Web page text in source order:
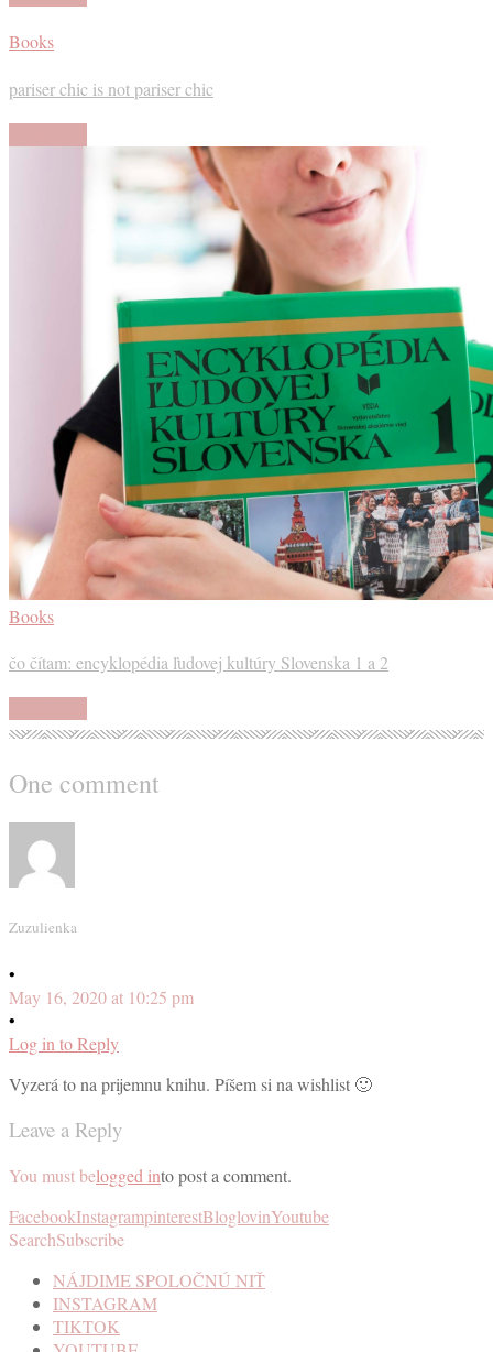
Books
pariser chic is not pariser chic
Books
čo čítam: encyklopédia ľudovej kultúry Slovenska 1 a 2
One comment
Zuzulienka
•
May 16, 2020 at 10:25 pm
•
Log in to Reply
Vyzerá to na prijemnu knihu. Píšem si na wishlist 🙂
Leave a Reply
You must belogged into post a comment.
FacebookInstagrampinterestBloglovinYoutube
SearchSubscribe
NÁJDIME SPOLOČNÚ NIŤ
INSTAGRAM
TIKTOK